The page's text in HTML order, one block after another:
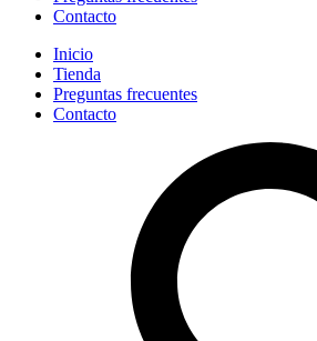
Contacto
Inicio
Tienda
Preguntas frecuentes
Contacto